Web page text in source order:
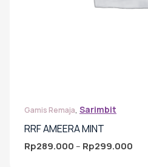
Gamis Remaja, Sarimbit
RRF AMEERA MINT
Rp289.000 – Rp299.000